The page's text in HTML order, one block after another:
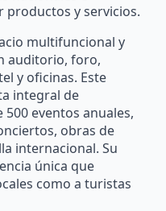
productos y servicios.
multifuncional y
auditorio, foro,
y oficinas. Este
integral de
eventos anuales,
obras de
internacional. Su
única que
como a turistas